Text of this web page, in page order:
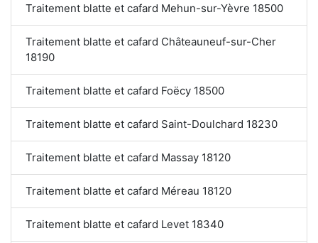
Traitement blatte et cafard Mehun-sur-Yèvre 18500
Traitement blatte et cafard Châteauneuf-sur-Cher
18190
Traitement blatte et cafard Foëcy 18500
Traitement blatte et cafard Saint-Doulchard 18230
Traitement blatte et cafard Massay 18120
Traitement blatte et cafard Méreau 18120
Traitement blatte et cafard Levet 18340